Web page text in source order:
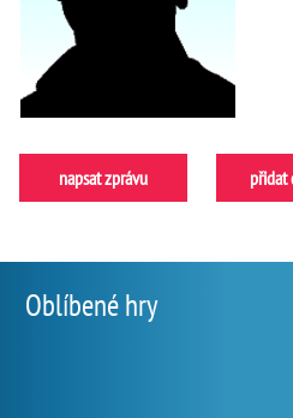
napsat zprávu přidat
Oblíbené hry